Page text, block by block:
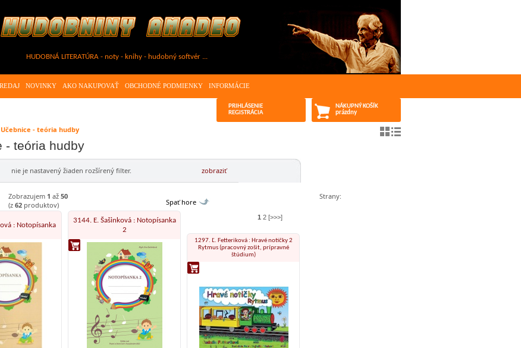
HUDOBNÁ LITERATÚRA - noty - knihy - hudobný softvér ...
NOVINKY AKO NAKUPOVAŤ OBCHODNÉ PODMIENKY INFORMÁCIE
NÁKUPNÝ KOŠÍK
prázdny
PRIHLÁSENIE
REGISTRÁCIA
Učebnice - teória hudby
- teória hudby
nie je nastavený žiaden rozšírený filter. zobraziť
Zobrazujem 1 až 50
(z 62 produktov) Spať hore
Strany:
1 2 [>>>]
: Notopísanka
3144. E. Šašinková : Notopísanka
2
1297. Ľ. Fetteriková : Hravé notičky 2
Rytmus (pracovný zošit, prípravné
štúdium)